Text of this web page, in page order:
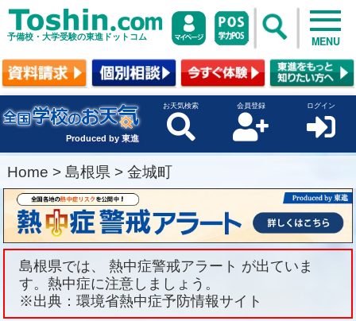
予備校・大学受験の東進ドットコム MENU
Produced by 東進
お天気検索 会員登録 ログイン
Home > 島根県 > 金城町
島根県では、 熱中症警戒アラート が出ていま
す。熱中症に注意しましょう。
※出典：環境省熱中症予防情報サイト